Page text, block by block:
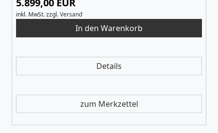
inkl. MwSt.zzgl.Versand
Details
zum Merkzettel